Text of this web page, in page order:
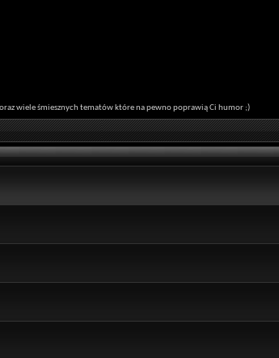
wiele śmiesznych tematów które na pewno poprawią Ci humor ;)